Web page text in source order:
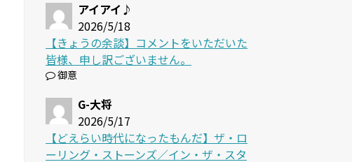
アイアイ♪
2026/5/18
【きょうの余談】コメントをいただいた
皆様、申し訳ございません。
御意
G-大将
2026/5/17
【どえらい時代になったもんだ】ザ・ロ
ーリング・ストーンズ／イン・ザ・スタ